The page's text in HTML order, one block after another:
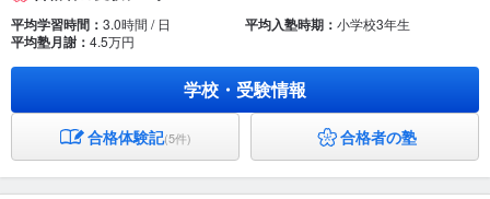
平均学習時間： 3.0時間 / 日 平均入塾時期： 小学校3年生
平均塾月謝： 4.5万円
学校・受験情報
合格体験記(5件) 合格者の塾